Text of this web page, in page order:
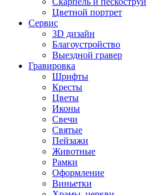
Цветной портрет
Сервис
3D дизайн
Благоустройство
Выездной гравер
Гравировка
Шрифты
Кресты
Цветы
Иконы
Свечи
Святые
Пейзажи
Животные
Рамки
Оформление
Виньетки